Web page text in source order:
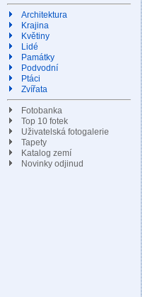
Architektura
Krajina
Květiny
Lidé
Památky
Podvodní
Ptáci
Zvířata
Fotobanka
Top 10 fotek
Uživatelská fotogalerie
Tapety
Katalog zemí
Novinky odjinud